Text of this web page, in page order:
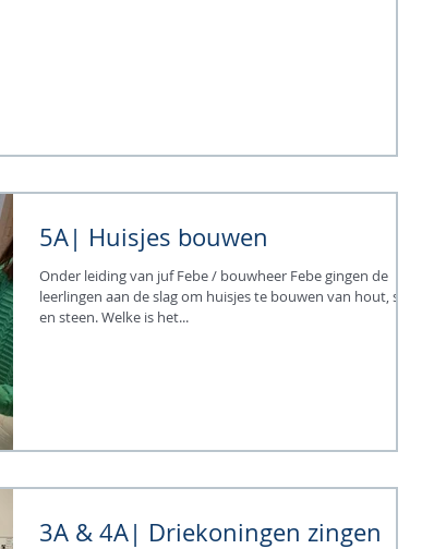
5A| Huisjes bouwen
Onder leiding van juf Febe / bouwheer Febe gingen de
leerlingen aan de slag om huisjes te bouwen van hout, stro
en steen. Welke is het...
3A & 4A| Driekoningen zingen